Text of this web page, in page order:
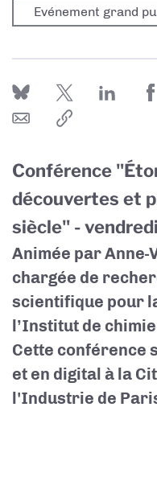
Evénement grand
Conférence
découvertes et
siècle" -
Animée par
chargée de
scientifique pour
l’Institut de chimie
Cette conférence
et en digital à la
l'Industrie de